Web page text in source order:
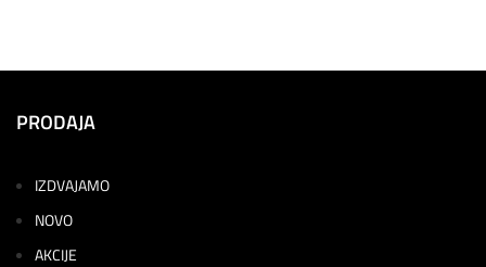
PRODAJA
IZDVAJAMO
NOVO
AKCIJE